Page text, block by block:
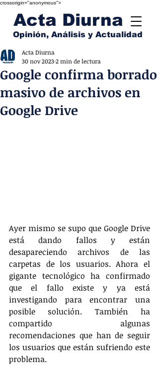
crossorigin="anonymous">
Acta Diurna
Opinión, Análisis y Actualidad
Google confirma borrado
masivo de archivos en
Google Drive
Acta Diurna
30 nov 20232 min de lectura
Ayer mismo se supo que Google Drive
está dando fallos y están
desapareciendo archivos de las
carpetas de los usuarios. Ahora el
gigante tecnológico ha confirmado
que el fallo existe y ya está
investigando para encontrar una
posible solución. También ha
compartido algunas
recomendaciones que han de seguir
los usuarios que están sufriendo este
problema.